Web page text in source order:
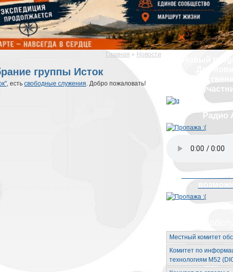
Главная » Новости
группы Исток
, есть свободные служения. Добро пожаловать!
Радио
Местный комитет
Комитет по
технологиям М52